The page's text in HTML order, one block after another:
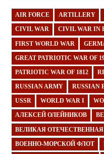
AIR FORCE ARTILLERY
CIVIL WAR CIVIL WAR IN
FIRST WORLD WAR
GREAT PATRIOTIC WAR OF
PATRIOTIC WAR OF 1812
RUSSIAN ARMY RUSSIAN
USSR WORLD WAR I
АЛЕКСЕЙ ОЛЕЙНИКОВ
ВЕЛИКАЯ ОТЕЧЕСТВЕННАЯ
ВОЕННО-МОРСКОЙ ФЛОТ